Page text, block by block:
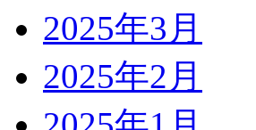
2025年3月
2025年2月